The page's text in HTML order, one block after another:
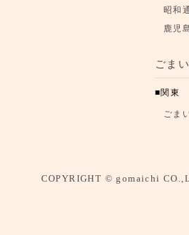
昭和
鹿児
ごま
関東
ごま
COPYRIGHT © gomaichi